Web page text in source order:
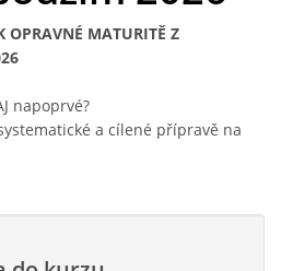
OPRAVNÉ MATURITĚ Z
napoprvé?
a cílené přípravě na